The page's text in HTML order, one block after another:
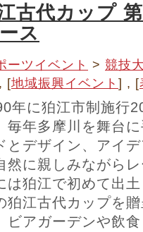
古代カップ
ス
ーツイベント > 競技
[地域振興イベント ] , [
年に狛江市制施行
毎年多摩川を舞台
とデザイン、アイ
然に親しみながら
は狛江で初めて出
狛江古代カップを
ビアガーデンや飲